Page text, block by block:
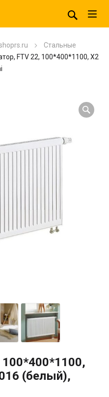
Стальные
FTV 22, 100*400*1100, X2
100*400*1100,
(белый),